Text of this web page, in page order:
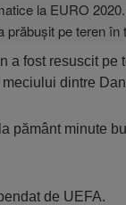
a fost resuscit pe
dintre
pământ minute
de UEFA.